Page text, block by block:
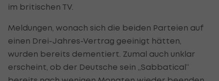
im britischen TV.
Meldungen, wonach sich die beiden Parteien auf
einen Drei-Jahres-Vertrag geeinigt hätten,
wurden bereits dementiert. Zumal auch unklar
erscheint, ob der Deutsche sein „Sabbatical“